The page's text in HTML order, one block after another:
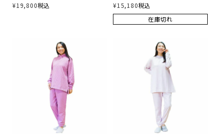
レディース商品すべて
夏の涼しい素材
冬のあったか素材
¥19,800税込
¥15,180税込
在庫切れ